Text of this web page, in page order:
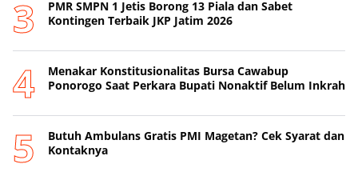
PMR SMPN 1 Jetis Borong 13 Piala dan Sabet
Kontingen Terbaik JKP Jatim 2026
Menakar Konstitusionalitas Bursa Cawabup
Ponorogo Saat Perkara Bupati Nonaktif Belum Inkrah
Butuh Ambulans Gratis PMI Magetan? Cek Syarat dan
Kontaknya